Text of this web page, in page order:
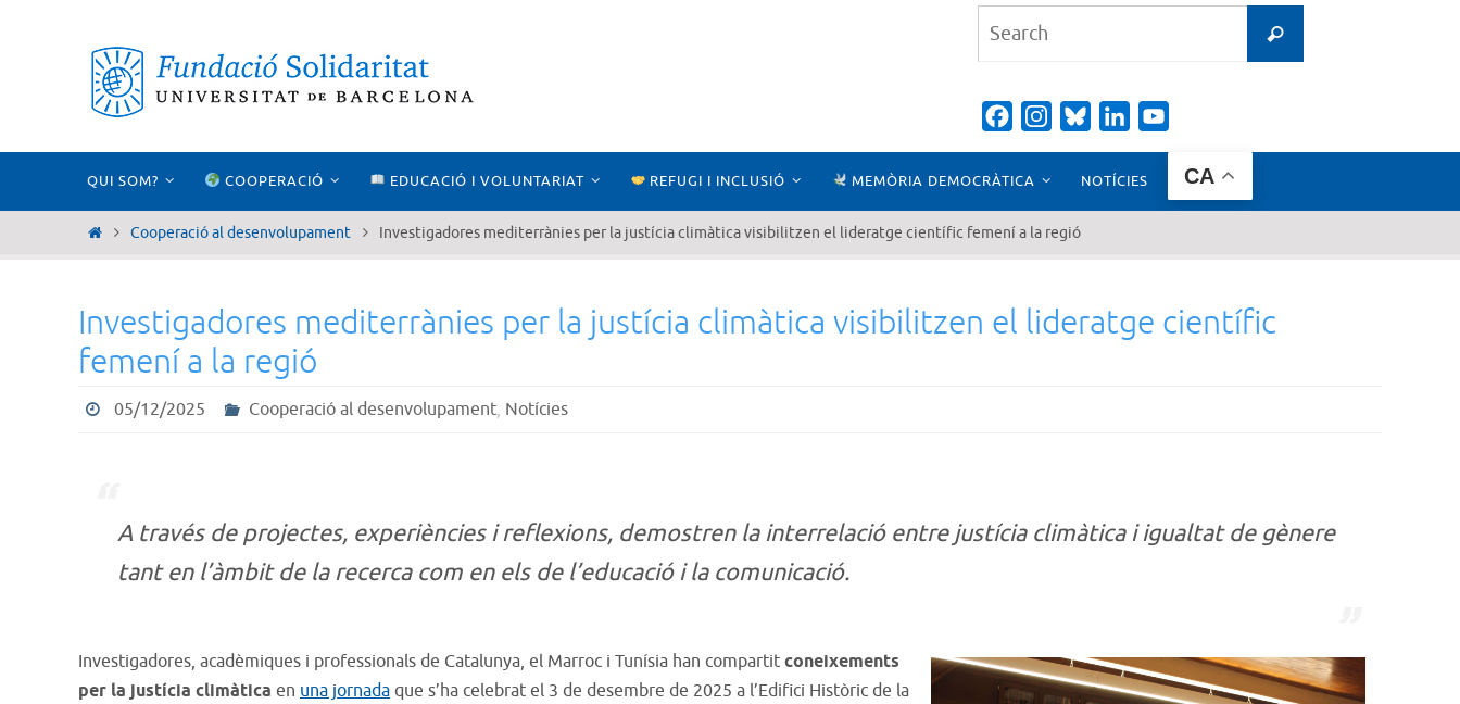
Search
FacebookInstagramBlueskyLinkedIn
content
QUI SOM? COOPERACIÓ EDUCACIÓ I VOLUNTARIAT REFUGI I INCLUSIÓ MEMÒRIA DEMOCRÀTICA NOTÍCIES CA
HomeCooperació al desenvolupament Investigadores mediterrànies per la justícia climàtica visibilitzen el lideratge científic femení a la regió
Investigadores mediterrànies per la justícia climàtica visibilitzen el lideratge científic
femení a la regió
05/12/2025 Cooperació al desenvolupament, Notícies
A través de projectes, experiències i reflexions, demostren la interrelació entre justícia climàtica i igualtat de gènere
tant en l’àmbit de la recerca com en els de l’educació i la comunicació.
Investigadores, acadèmiques i professionals de Catalunya, el Marroc i Tunísia han compartit coneixements
per la justícia climàtica en una jornada que s’ha celebrat el 3 de desembre de 2025 a l’Edifici Històric de la